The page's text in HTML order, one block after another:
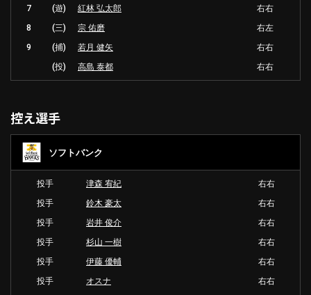
7
(遊) 紅林 弘太郎
右右
8
(三) 宗 佑磨
右左
9
(捕) 若月 健矢
右右
(投)
高島 泰都 右右
控え選手
ソフトバンク
投手 津森 宥紀
右右
投手
鈴木 豪太
右右
投手
岩井 俊介
右右
投手
杉山 一樹
右右
投手
伊藤 優輔
右右
投手
オスナ
右右